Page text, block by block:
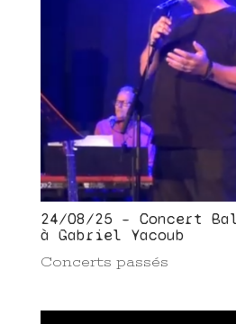
24/08/25 – Concert
à Gabriel Yacoub
Concerts passés